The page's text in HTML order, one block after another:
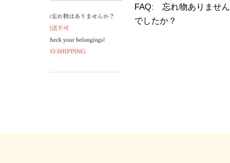
FAQ: 忘れ物ありません
でしたか？